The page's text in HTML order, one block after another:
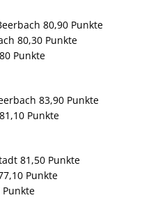
80,90 Punkte
80,30 Punkte
Punkte
83,90 Punkte
Punkte
81,50 Punkte
Punkte
Punkte